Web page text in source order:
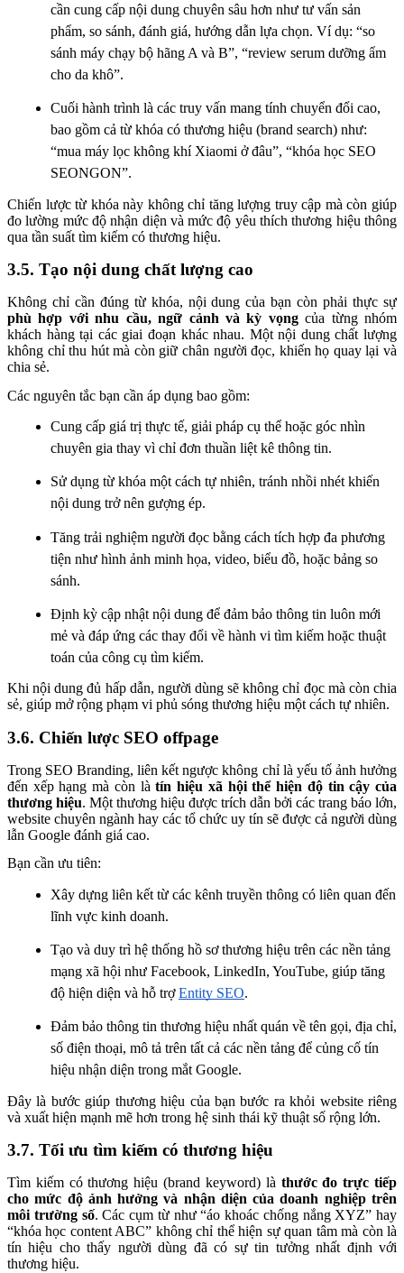
cần cung cấp nội dung chuyên sâu hơn như tư vấn sản
phẩm, so sánh, đánh giá, hướng dẫn lựa chọn. Ví dụ: “so
sánh máy chạy bộ hãng A và B”, “review serum dưỡng ẩm
cho da khô”.
Cuối hành trình là các truy vấn mang tính chuyển đổi cao,
bao gồm cả từ khóa có thương hiệu (brand search) như:
“mua máy lọc không khí Xiaomi ở đâu”, “khóa học SEO
SEONGON”.
Chiến lược từ khóa này không chỉ tăng lượng truy cập mà còn giúp
đo lường mức độ nhận diện và mức độ yêu thích thương hiệu thông
qua tần suất tìm kiếm có thương hiệu.
3.5. Tạo nội dung chất lượng cao
Không chỉ cần đúng từ khóa, nội dung của bạn còn phải thực sự
phù hợp với nhu cầu, ngữ cảnh và kỳ vọngcủa từng nhóm
khách hàng tại các giai đoạn khác nhau. Một nội dung chất lượng
không chỉ thu hút mà còn giữ chân người đọc, khiến họ quay lại và
chia sẻ.
Các nguyên tắc bạn cần áp dụng bao gồm:
Cung cấp giá trị thực tế, giải pháp cụ thể hoặc góc nhìn
chuyên gia thay vì chỉ đơn thuần liệt kê thông tin.
Sử dụng từ khóa một cách tự nhiên, tránh nhồi nhét khiến
nội dung trở nên gượng ép.
Tăng trải nghiệm người đọc bằng cách tích hợp đa phương
tiện như hình ảnh minh họa, video, biểu đồ, hoặc bảng so
sánh.
Định kỳ cập nhật nội dung để đảm bảo thông tin luôn mới
mẻ và đáp ứng các thay đổi về hành vi tìm kiếm hoặc thuật
toán của công cụ tìm kiếm.
Khi nội dung đủ hấp dẫn, người dùng sẽ không chỉ đọc mà còn chia
sẻ, giúp mở rộng phạm vi phủ sóng thương hiệu một cách tự nhiên.
3.6. Chiến lược SEO offpage
Trong SEO Branding, liên kết ngược không chỉ là yếu tố ảnh hưởng
đến xếp hạng mà còn làtín hiệu xã hội thể hiện độ tin cậy của
thương hiệu. Một thương hiệu được trích dẫn bởi các trang báo lớn,
website chuyên ngành hay các tổ chức uy tín sẽ được cả người dùng
lẫn Google đánh giá cao.
Bạn cần ưu tiên:
Xây dựng liên kết từ các kênh truyền thông có liên quan đến
lĩnh vực kinh doanh.
Tạo và duy trì hệ thống hồ sơ thương hiệu trên các nền tảng
mạng xã hội như Facebook, LinkedIn, YouTube, giúp tăng
độ hiện diện và hỗ trợEntity SEO.
Đảm bảo thông tin thương hiệu nhất quán về tên gọi, địa chỉ,
số điện thoại, mô tả trên tất cả các nền tảng để củng cố tín
hiệu nhận diện trong mắt Google.
Đây là bước giúp thương hiệu của bạn bước ra khỏi website riêng
và xuất hiện mạnh mẽ hơn trong hệ sinh thái kỹ thuật số rộng lớn.
3.7. Tối ưu tìm kiếm có thương hiệu
Tìm kiếm có thương hiệu (brand keyword) là thước đo trực tiếp
cho mức độ ảnh hưởng và nhận diện của doanh nghiệp trên
môi trường số. Các cụm từ như “áo khoác chống nắng XYZ” hay
“khóa học content ABC” không chỉ thể hiện sự quan tâm mà còn là
tín hiệu cho thấy người dùng đã có sự tin tưởng nhất định với
thương hiệu.